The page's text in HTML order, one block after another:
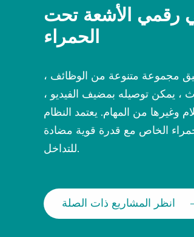
رقمي الأشعة تحت
الحمراء
مجموعة متنوعة من الوظائف ،
يمكن توصيله بمضيف الفيديو ،
وغيرها من المهام. يعتمد النظام
الخاص مع قدرة قوية مضادة
للتداخل.